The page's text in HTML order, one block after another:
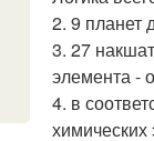
2. 9 планет
3. 27
элемента -
4. в